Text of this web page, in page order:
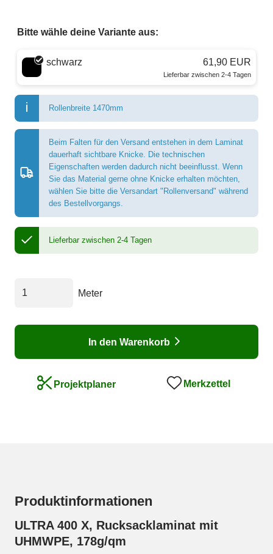
Bitte wähle deine Variante aus:
Wähle eine Farbe
schwarz 61,90 EUR
Lieferbar zwischen 2-4 Tagen
Rollenbreite 1470mm
Beim Falten für den Versand entstehen in dem Laminat
dauerhaft sichtbare Knicke. Die technischen
Eigenschaften werden dadurch nicht beeinflusst. Wenn
Sie das Material gerne ohne Knicke erhalten möchten,
wählen Sie bitte die Versandart "Rollenversand" während
des Bestellvorgangs.
Lieferbar zwischen 2-4 Tagen
Meter
In den Warenkorb
Projektplaner Merkzettel
Produktinformationen
ULTRA 400 X, Rucksacklaminat mit
UHMWPE, 178g/qm